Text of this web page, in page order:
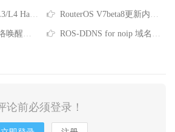
支持 RouterOS V7beta8更新内容介绍
能说明 ROS-DDNS for noip 域名更新脚本
论前必须登录！